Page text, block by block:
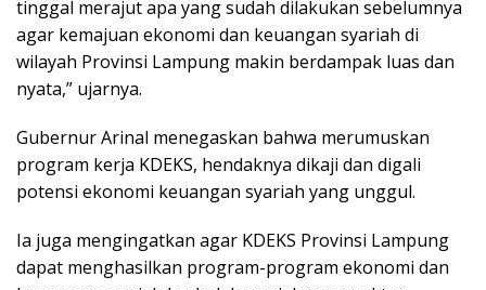
tinggal merajut apa yang sudah dilakukan sebelumnya
agar kemajuan ekonomi dan keuangan syariah di
wilayah Provinsi Lampung makin berdampak luas dan
nyata,” ujarnya.
Gubernur Arinal menegaskan bahwa merumuskan
program kerja KDEKS, hendaknya dikaji dan digali
potensi ekonomi keuangan syariah yang unggul.
Ia juga mengingatkan agar KDEKS Provinsi Lampung
dapat menghasilkan program-program ekonomi dan